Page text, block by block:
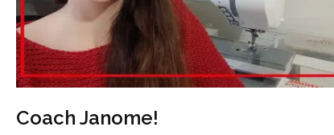
Coach Janome!